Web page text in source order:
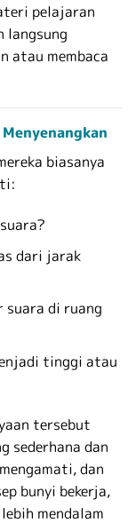
pelajaran
langsung
atau membaca
biasanya
dari jarak
suara di ruang
tinggi atau
tersebut
sederhana dan
dan
bunyi bekerja,
mendalam